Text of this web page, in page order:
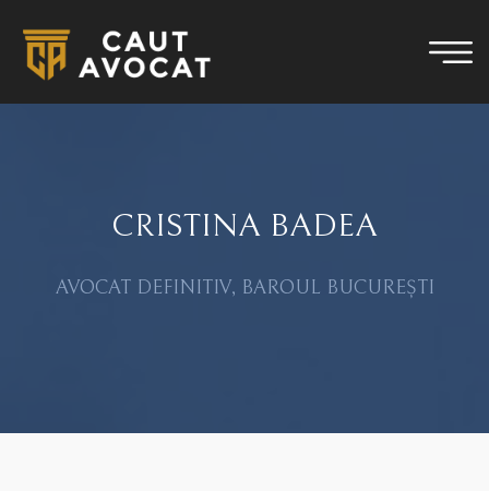
CRISTINA BADEA
AVOCAT DEFINITIV, BAROUL BUCUREȘTI